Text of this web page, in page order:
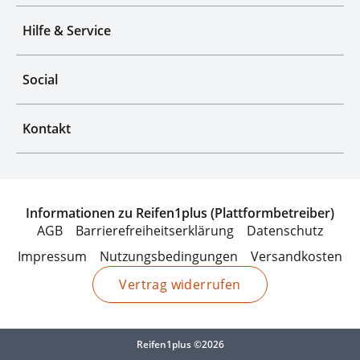
Hilfe & Service
Social
Kontakt
Informationen zu Reifen1plus (Plattformbetreiber)
AGB
Barrierefreiheitserklärung
Datenschutz
Impressum
Nutzungsbedingungen
Versandkosten
Vertrag widerrufen
Reifen1plus ©2026